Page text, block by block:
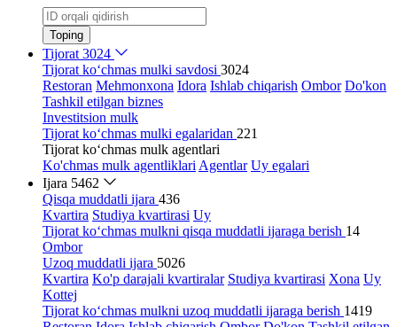
Toping
Tijorat 3024
Tijorat ko‘chmas mulki savdosi 3024
Restoran Mehmonxona Idora Ishlab chiqarish Ombor Do'kon
Tashkil etilgan biznes
Investitsion mulk
Tijorat ko‘chmas mulki egalaridan 221
Tijorat ko‘chmas mulk agentlari
Ko'chmas mulk agentliklari Agentlar Uy egalari
Ijara 5462
Qisqa muddatli ijara 436
Kvartira Studiya kvartirasi Uy
Tijorat ko‘chmas mulkni qisqa muddatli ijaraga berish 14
Ombor
Uzoq muddatli ijara 5026
Kvartira Ko'p darajali kvartiralar Studiya kvartirasi Xona Uy
Kottej
Tijorat ko‘chmas mulkni uzoq muddatli ijaraga berish 1419